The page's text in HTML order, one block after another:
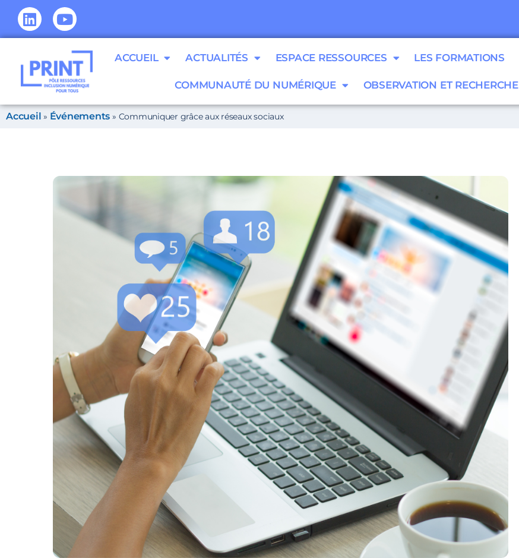
ACCUEIL ACTUALITÉS ESPACE RESSOURCES LES FORMATIONS
COMMUNAUTÉ DU NUMÉRIQUE OBSERVATION ET RECHERCHE
Accueil » Événements » Communiquer grâce aux réseaux sociaux